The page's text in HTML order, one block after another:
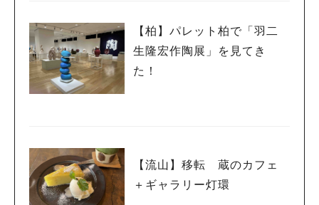
【柏】パレット柏で「羽二
生隆宏作陶展」を見てき
た！
【流山】移転 蔵のカフェ
＋ギャラリー灯環